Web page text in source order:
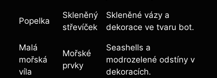
Popelka
Skleněný
střevíček
Skleněné vázy a
dekorace​ ve tvaru​ bot.
Malá
mořská
víla
Mořské
prvky
Seashells a
modrozelené odstíny v
dekoracích.